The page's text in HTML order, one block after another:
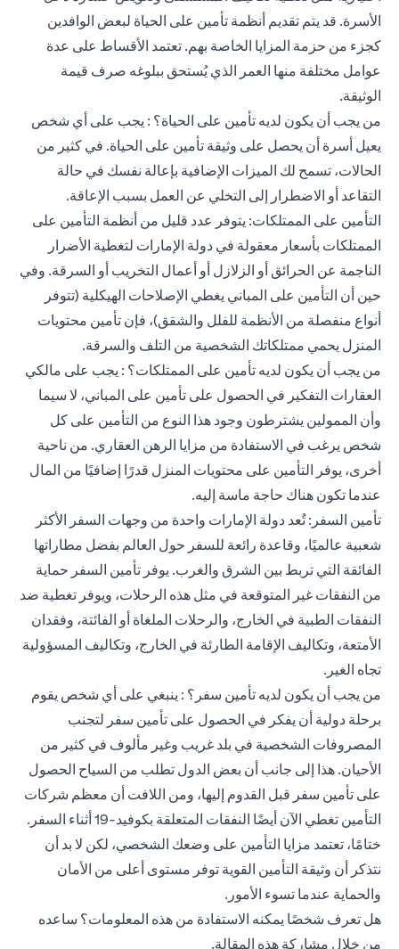
الأسرة. قد يتم تقديم أنظمة تأمين على الحياة لبعض الوافدين
كجزء من حزمة المزايا الخاصة بهم. تعتمد الأقساط على عدة
عوامل مختلفة منها العمر الذي يُستحق ببلوغه صرف قيمة
الوثيقة.
من يجب أن يكون لديه تأمين على الحياة؟ : يجب على أي شخص
يعيل أسرة أن يحصل على وثيقة تأمين على الحياة. في كثير من
الحالات، تسمح لك الميزات الإضافية بإعالة نفسك في حالة
التقاعد أو الاضطرار إلى التخلي عن العمل بسبب الإعاقة.
التأمين على الممتلكات: يتوفر عدد قليل من أنظمة التأمين على
الممتلكات بأسعار معقولة في دولة الإمارات لتغطية الأضرار
الناجمة عن الحرائق أو الزلازل أو أعمال التخريب أو السرقة. وفي
حين أن التأمين على المباني يغطي الإصلاحات الهيكلية (تتوفر
أنواع منفصلة من الأنظمة للفلل والشقق)، فإن تأمين محتويات
المنزل يحمي ممتلكاتك الشخصية من التلف والسرقة.
من يجب أن يكون لديه تأمين على الممتلكات؟ : يجب على مالكي
العقارات التفكير في الحصول على تأمين على المباني، لا سيما
وأن الممولين يشترطون وجود هذا النوع من التأمين على كل
شخص يرغب في الاستفادة من مزايا الرهن العقاري. من ناحية
أخرى، يوفر التأمين على محتويات المنزل قدرًا إضافيًا من المال
عندما تكون هناك حاجة ماسة إليه.
تأمين السفر: تُعد دولة الإمارات واحدة من وجهات السفر الأكثر
شعبية عالميًا، وقاعدة رائعة للسفر حول العالم بفضل مطاراتها
الفائقة التي تربط بين الشرق والغرب. يوفر تأمين السفر حماية
من النفقات غير المتوقعة في مثل هذه الرحلات، ويوفر تغطية ضد
النفقات الطبية في الخارج، والرحلات الملغاة أو الفائتة، وفقدان
الأمتعة، وتكاليف الإقامة الطارئة في الخارج، وتكاليف المسؤولية
تجاه الغير.
من يجب أن يكون لديه تأمين سفر؟ : ينبغي على أي شخص يقوم
برحلة دولية أن يفكر في الحصول على تأمين سفر لتجنب
المصروفات الشخصية في بلد غريب وغير مألوف في كثير من
الأحيان. هذا إلى جانب أن بعض الدول تطلب من السياح الحصول
على تأمين سفر قبل القدوم إليها، ومن اللافت أن معظم شركات
التأمين تغطي الآن أيضًا النفقات المتعلقة بكوفيد-19 أثناء السفر.
ختامًا، تعتمد مزايا التأمين على وضعك الشخصي، لكن لا بد أن
نتذكر أن وثيقة التأمين القوية توفر مستوى أعلى من الأمان
والحماية عندما تسوء الأمور.
هل تعرف شخصًا يمكنه الاستفادة من هذه المعلومات؟ ساعده
من خلال مشاركة هذه المقالة.